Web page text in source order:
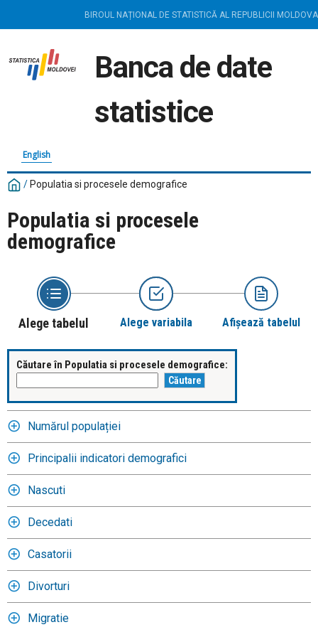
BIROUL NAȚIONAL DE STATISTICĂ AL REPUBLICII MOLDOVA
Banca de date
statistice
English
/ Populatia si procesele demografice
Populatia si procesele
demografice
Alege tabelul Alege variabila Afișează tabelul
Căutare în Populatia si procesele demografice:
Numărul populației
Principalii indicatori demografici
Nascuti
Decedati
Casatorii
Divorturi
Migratie